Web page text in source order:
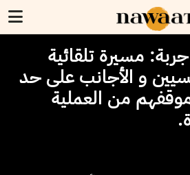
مسيرة تلقائية
و الأجانب على حد
من العملية